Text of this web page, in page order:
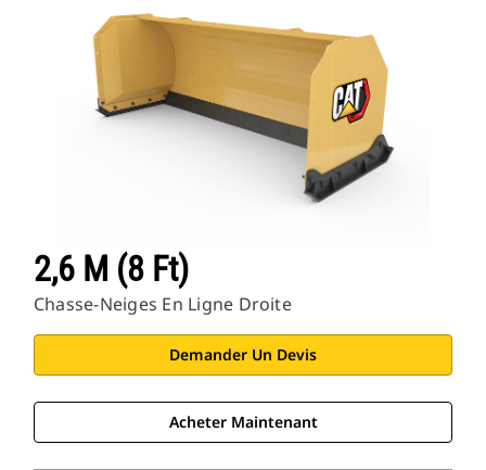
2,6 M (8 Ft)
Chasse-Neiges En Ligne Droite
Demander Un Devis
Acheter Maintenant